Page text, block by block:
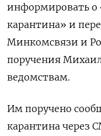
информировать
карантина» и
Минкомсвязи и
поручения
ведомствам.
Им поручено
карантина через